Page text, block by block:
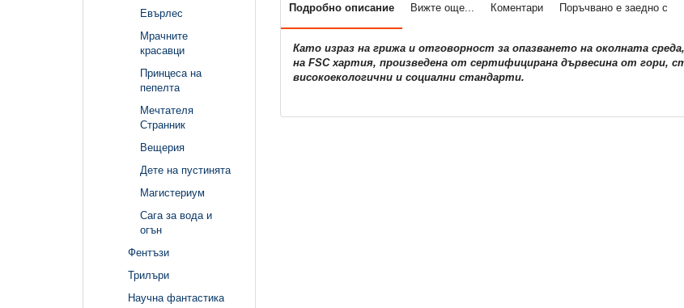
Евърлес
Мрачните
красавци
Принцеса на
пепелта
Мечтателя
Странник
Вещерия
Дете на пустинята
Магистериум
Сага за вода и
огън
Фентъзи
Трилъри
Научна фантастика
Подробно описание Вижте още... Коментари Поръчвано е заедно с
Като израз на грижа и отговорност за опазването на околната
на FSC хартия, произведена от сертифицирана дървесина от гори,
високоекологични и социални стандарти.